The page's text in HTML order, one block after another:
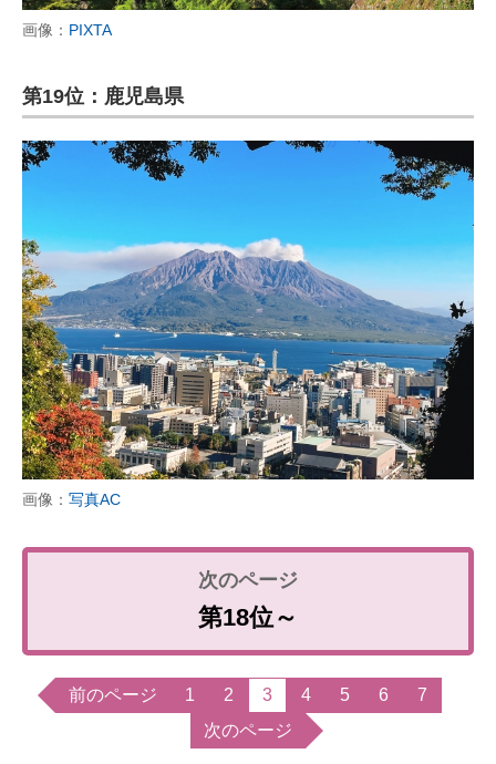
画像： PIXTA
第19位：鹿児島県
画像： 写真AC
第18位～
前のページ 1 2 3 4 5 6
7
次のページ